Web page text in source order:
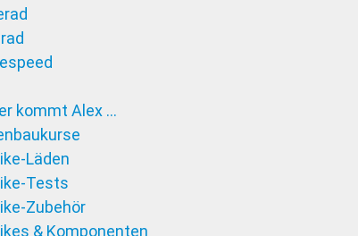
kommt Alex …
Läden
Tests
Zubehör
& Komponenten